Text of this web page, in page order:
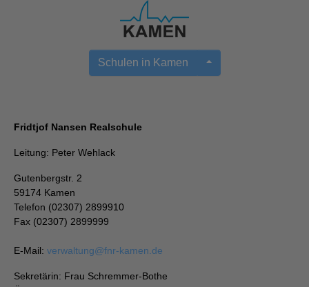
Schulen in Kamen
Fridtjof Nansen Realschule
Leitung: Peter Wehlack
Gutenbergstr. 2
59174 Kamen
Telefon (02307) 2899910
Fax (02307) 2899999
E-Mail: verwaltung@fnr-kamen.de
Sekretärin: Frau Schremmer-Bothe